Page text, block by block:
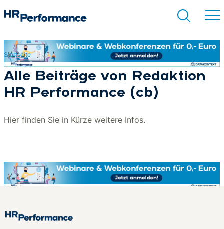
Suchen
Startseite
Alle Beiträge von Redaktion
HR Performance (cb)
Hier finden Sie in Kürze weitere Infos.